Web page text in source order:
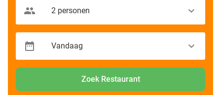
Zoek Restaurant